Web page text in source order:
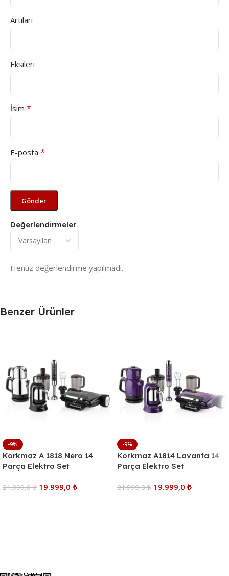
Değerlendirmeler
Henüz değerlendirme yapılmadı.
Artıları
Eksileri
İsim *
E-posta *
Benzer Ürünler
-9%
Korkmaz A 1818 Nero 14
Parça Elektro Set
21.999,0₺ 19.999,0 ₺
-9%
Korkmaz A1814 Lavanta 14
Parça Elektro Set
21.999,0₺ 19.999,0 ₺